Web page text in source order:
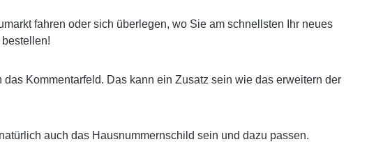
fahren oder sich überlegen, wo Sie am schnellsten Ihr neues
Kommentarfeld. Das kann ein Zusatz sein wie das erweitern der
auch das Hausnummernschild sein und dazu passen.